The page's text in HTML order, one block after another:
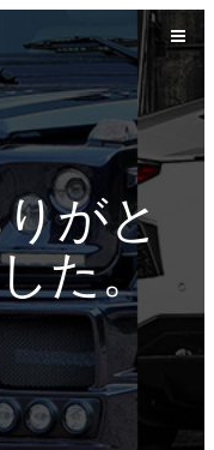
がと
た。